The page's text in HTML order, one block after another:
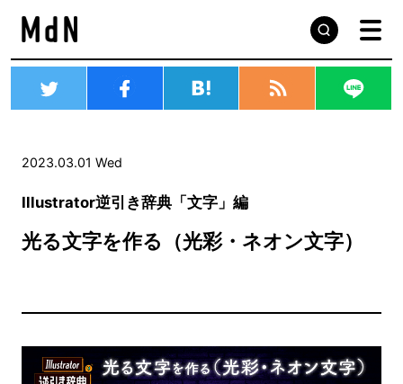
2023.03.01 Wed
Illustrator逆引き辞典「文字」編
光る文字を作る（光彩・ネオン文字）